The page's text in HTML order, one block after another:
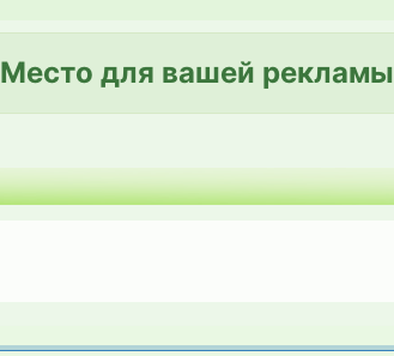
Место для вашей рекламы